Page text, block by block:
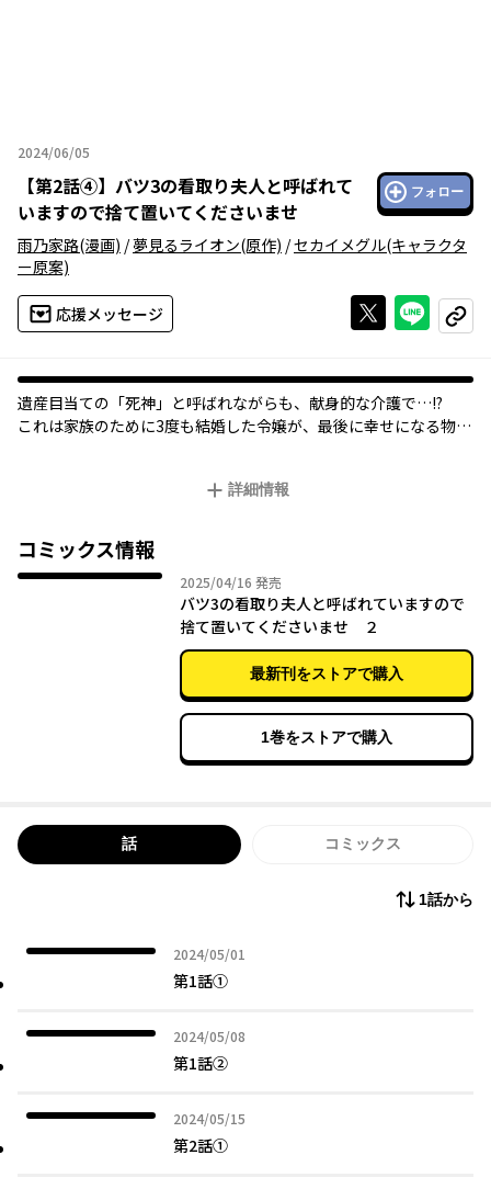
2024/06/05
2024年06月05日
【第2話④】 バツ3の看取り夫人と呼ばれて
いますので捨て置いてくださいませ
フォロー
雨乃家路(漫画) /夢見るライオン(原作) /セカイメグル(キャラクタ
ー原案)
応援メッセージ Xで投稿する
ライン
コピー
遺産目当ての「死神」と呼ばれながらも、献身的な介護で…!?
これは家族のために3度も結婚した令嬢が、最後に幸せになる物
詳細情報
コミックス情報
2025/04/16 2025年04月16日
発売
バツ3の看取り夫人と呼ばれていますので
捨て置いてくださいませ ２
最新刊をストアで購入
1巻をストアで購入
話 コミックス
1話から
2024/05/01
2024年05月01日
第1話①
2024/05/08
2024年05月08日
第1話②
2024/05/15
2024年05月15日
第2話①